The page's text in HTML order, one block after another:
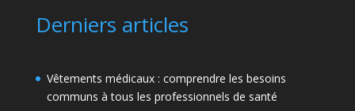
Derniers articles
Vêtements médicaux : comprendre les besoins
communs à tous les professionnels de santé